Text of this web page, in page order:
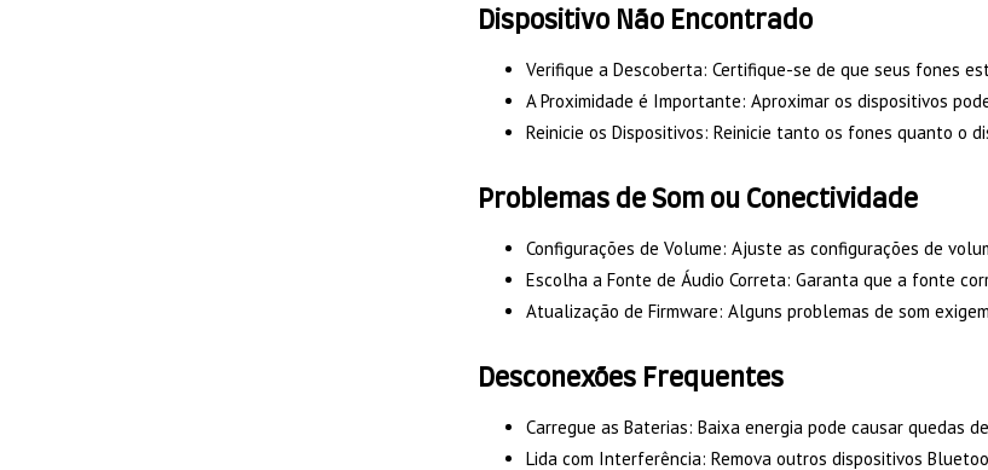
Dispositivo Não Encontrado
Verifique a Descoberta: Certifique-se de que seus fones
A Proximidade é Importante: Aproximar os dispositivos
Reinicie os Dispositivos: Reinicie tanto os fones quanto o
Problemas de Som ou Conectividade
Configurações de Volume: Ajuste as configurações de
Escolha a Fonte de Áudio Correta: Garanta que a fonte
Atualização de Firmware: Alguns problemas de som
Desconexões Frequentes
Carregue as Baterias: Baixa energia pode causar quedas
Lida com Interferência: Remova outros dispositivos